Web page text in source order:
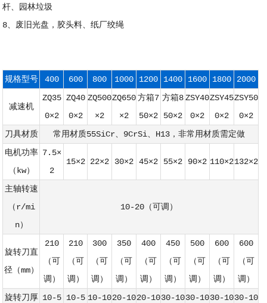
杆、园林垃圾
8、废旧光盘，胶头料、纸厂绞绳
规格型号 400 600 800 1000 1200 1400 1600 1800 2000
减速机
ZQ35
0×2
ZQ40
0×2
ZQ500
×2
ZQ650
×2
方箱7
50×2
方箱8
50×2
ZSY40
0×2
ZSY45
0×2
ZSY50
0×2
刀具材质
常用材质55SiCr、9CrSi、H13，非常用材质需定做
电机功率
（kw）
7.5×
2
15×2 22×2 30×2 45×2 55×2 90×2 110×2132×2
主轴转速
（r/mi
n）
10-20（可调）
旋转刀直
径（mm）
210
（可
调）
210
（可
调）
300
（可
调）
350
（可
调）
400
（可
调）
450
（可
调）
500
（可
调）
600
（可
调）
600
（可
调）
旋转刀厚 10-5 10-5 10-1020-1020-1030-1030-1030-1030-10